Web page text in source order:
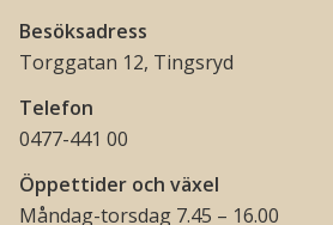
Besöksadress
Torggatan 12, Tingsryd
Telefon
0477-441 00
Öppettider och växel
Måndag-torsdag 7.45 – 16.00